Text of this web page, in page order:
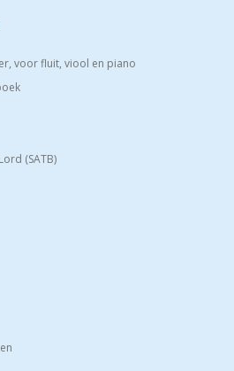
voor fluit, viool en piano
(SATB)